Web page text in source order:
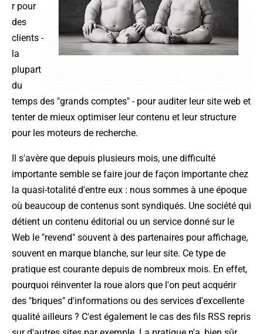
r pour
des
clients -
la
plupart
du
temps des "grands comptes" - pour auditer leur site web et
tenter de mieux optimiser leur contenu et leur structure
pour les moteurs de recherche.
Il s'avère que depuis plusieurs mois, une difficulté
importante semble se faire jour de façon importante chez
la quasi-totalité d'entre eux : nous sommes à une époque
où beaucoup de contenus sont syndiqués. Une société qui
détient un contenu éditorial ou un service donné sur le
Web le "revend" souvent à des partenaires pour affichage,
souvent en marque blanche, sur leur site. Ce type de
pratique est courante depuis de nombreux mois. En effet,
pourquoi réinventer la roue alors que l'on peut acquérir
des "briques" d'informations ou des services d'excellente
qualité ailleurs ? C'est également le cas des fils RSS repris